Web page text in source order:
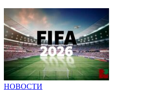
НОВОСТИ